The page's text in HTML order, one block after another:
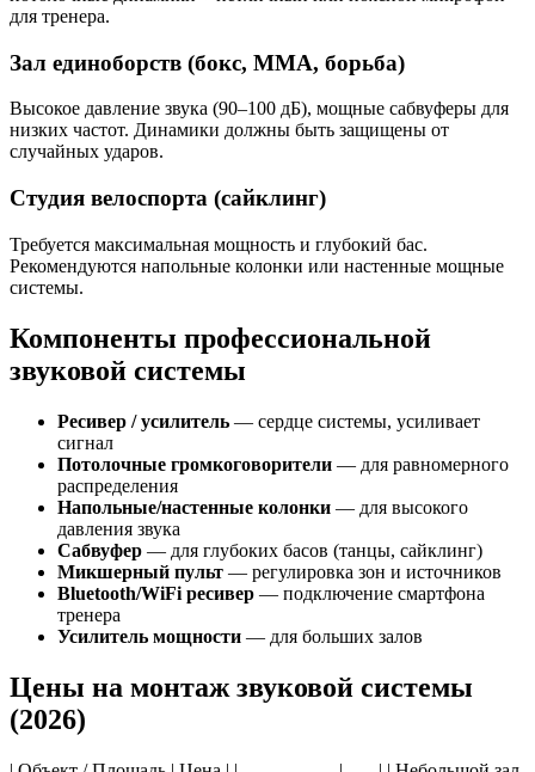
для тренера.
Зал единоборств (бокс, MMA, борьба)
Высокое давление звука (90–100 дБ), мощные сабвуферы для
низких частот. Динамики должны быть защищены от
случайных ударов.
Студия велоспорта (сайклинг)
Требуется максимальная мощность и глубокий бас.
Рекомендуются напольные колонки или настенные мощные
системы.
Компоненты профессиональной
звуковой системы
Ресивер / усилитель — сердце системы, усиливает
сигнал
Потолочные громкоговорители — для равномерного
распределения
Напольные/настенные колонки — для высокого
давления звука
Сабвуфер — для глубоких басов (танцы, сайклинг)
Микшерный пульт — регулировка зон и источников
Bluetooth/WiFi ресивер — подключение смартфона
тренера
Усилитель мощности — для больших залов
Цены на монтаж звуковой системы
(2026)